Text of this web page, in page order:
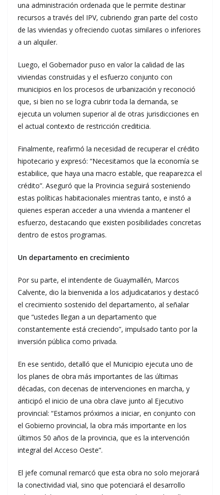
una administración ordenada que le permite destinar
recursos a través del IPV, cubriendo gran parte del costo
de las viviendas y ofreciendo cuotas similares o inferiores
a un alquiler.
Luego, el Gobernador puso en valor la calidad de las
viviendas construidas y el esfuerzo conjunto con
municipios en los procesos de urbanización y reconoció
que, si bien no se logra cubrir toda la demanda, se
ejecuta un volumen superior al de otras jurisdicciones en
el actual contexto de restricción crediticia.
Finalmente, reafirmó la necesidad de recuperar el crédito
hipotecario y expresó: “Necesitamos que la economía se
estabilice, que haya una macro estable, que reaparezca el
crédito”. Aseguró que la Provincia seguirá sosteniendo
estas políticas habitacionales mientras tanto, e instó a
quienes esperan acceder a una vivienda a mantener el
esfuerzo, destacando que existen posibilidades concretas
dentro de estos programas.
Un departamento en crecimiento
Por su parte, el intendente de Guaymallén, Marcos
Calvente, dio la bienvenida a los adjudicatarios y destacó
el crecimiento sostenido del departamento, al señalar
que “ustedes llegan a un departamento que
constantemente está creciendo”, impulsado tanto por la
inversión pública como privada.
En ese sentido, detalló que el Municipio ejecuta uno de
los planes de obra más importantes de las últimas
décadas, con decenas de intervenciones en marcha, y
anticipó el inicio de una obra clave junto al Ejecutivo
provincial: “Estamos próximos a iniciar, en conjunto con
el Gobierno provincial, la obra más importante en los
últimos 50 años de la provincia, que es la intervención
integral del Acceso Oeste”.
El jefe comunal remarcó que esta obra no solo mejorará
la conectividad vial, sino que potenciará el desarrollo